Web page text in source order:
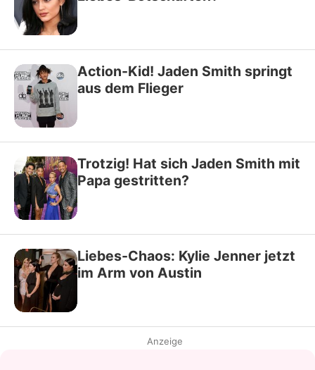
Action-Kid! Jaden Smith springt
aus dem Flieger
Trotzig! Hat sich Jaden Smith mit
Papa gestritten?
Liebes-Chaos: Kylie Jenner jetzt
im Arm von Austin
Anzeige